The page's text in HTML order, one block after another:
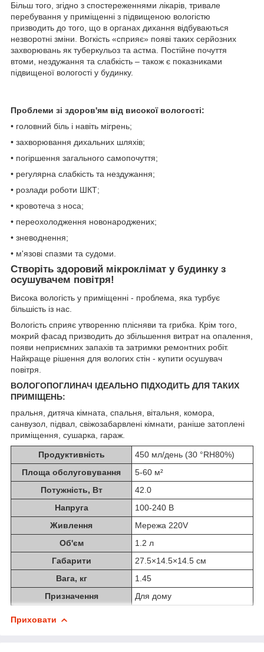
Більш того, згідно з спостереженнями лікарів, тривале
перебування у приміщенні з підвищеною вологістю
призводить до того, що в органах дихання відбуваються
незворотні зміни. Вогкість «сприяє» появі таких серйозних
захворювань як туберкульоз та астма. Постійне почуття
втоми, нездужання та слабкість – також є показниками
підвищеної вологості у будинку.
Проблеми зі здоров'ям від високої вологості:
• головний біль і навіть мігрень;
• захворювання дихальних шляхів;
• погіршення загального самопочуття;
• регулярна слабкість та нездужання;
• розлади роботи ШКТ;
• кровотеча з носа;
• переохолодження новонароджених;
• зневоднення;
• м'язові спазми та судоми.
Створіть здоровий мікроклімат у будинку з
осушувачем повітря!
Висока вологість у приміщенні - проблема, яка турбує
більшість із нас.
Вологість сприяє утворенню плісняви та грибка. Крім того,
мокрий фасад призводить до збільшення витрат на опалення,
появи неприємних запахів та затримки ремонтних робіт.
Найкраще рішення для вологих стін - купити осушувач
повітря.
ВОЛОГОПОГЛИНАЧ ІДЕАЛЬНО ПІДХОДИТЬ ДЛЯ ТАКИХ
ПРИМІЩЕНЬ:
пральня, дитяча кімната, спальня, вітальня, комора,
санвузол, підвал, свіжозабарвлені кімнати, раніше затоплені
приміщення, сушарка, гараж.
Продуктивність
450 мл/день (30 °RH80%)
Площа обслуговування
5-60 м²
Потужність, Вт
42.0
Напруга
100-240 В
Живлення
Мережа 220V
Об'єм
1.2 л
Габарити
27.5×14.5×14.5 см
Вага, кг
1.45
Призначення
Для дому
Приховати